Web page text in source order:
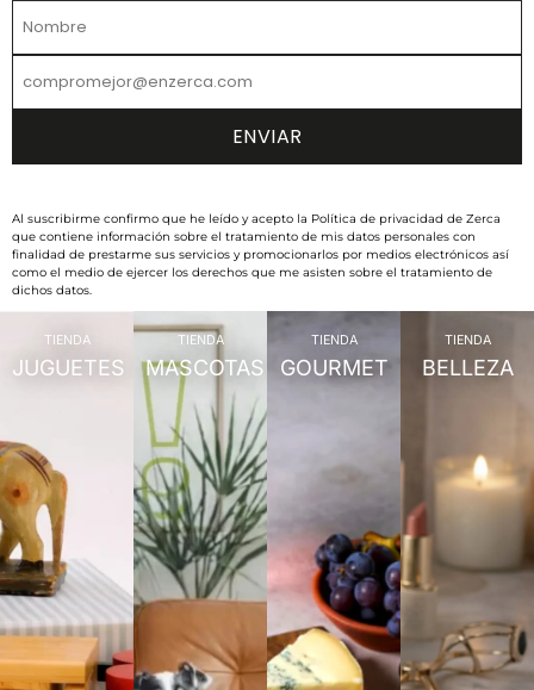
Al suscribirme confirmo que he leído y acepto la Política de privacidad de Zerca
que contiene información sobre el tratamiento de mis datos personales con
finalidad de prestarme sus servicios y promocionarlos por medios electrónicos así
como el medio de ejercer los derechos que me asisten sobre el tratamiento de
dichos datos.
TIENDA
JUGUETES
TIENDA
MASCOTAS
TIENDA
GOURMET
TIENDA
BELLEZA